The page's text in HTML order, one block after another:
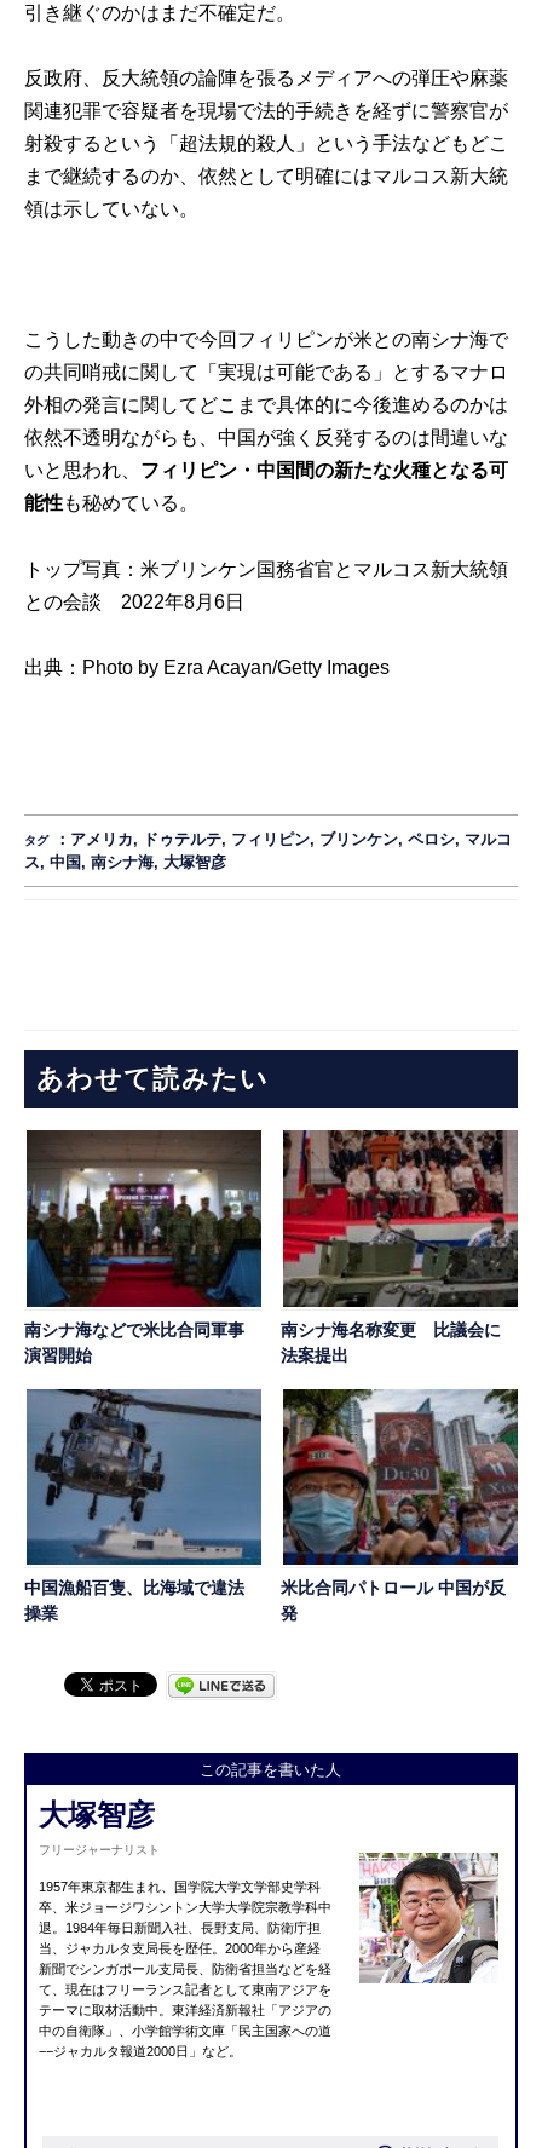
引き継ぐのかはまだ不確定だ。
反政府、反大統領の論陣を張るメディアへの弾圧や麻薬
関連犯罪で容疑者を現場で法的手続きを経ずに警察官が
射殺するという「超法規的殺人」という手法などもどこ
まで継続するのか、依然として明確にはマルコス新大統
領は示していない。
こうした動きの中で今回フィリピンが米との南シナ海で
の共同哨戒に関して「実現は可能である」とするマナロ
外相の発言に関してどこまで具体的に今後進めるのかは
依然不透明ながらも、中国が強く反発するのは間違いな
いと思われ、 フィリピン・中国間の新たな火種となる可
能性も秘めている。
トップ写真：米ブリンケン国務省官とマルコス新大統領
との会談 2022年8月6日
出典： Photo by Ezra Acayan/Getty Images
タグ ： アメリカ, ドゥテルテ, フィリピン, ブリンケン,ペロシ, マルコ
ス,中国 ,南シナ海,大塚智彦
あわせて読みたい
南シナ海などで米比合同軍事
演習開始
南シナ海名称変更 比議会に
法案提出
中国漁船百隻、比海域で違法
操業
米比合同パトロール 中国が反
発
この記事を書いた人
大塚智彦
フリージャーナリスト
1957年東京都生まれ、国学院大学文学部史学科
卒、米ジョージワシントン大学大学院宗教学科中
退。1984年毎日新聞入社、長野支局、防衛庁担
当、ジャカルタ支局長を歴任。2000年から産経
新聞でシンガポール支局長、防衛省担当などを経
て、現在はフリーランス記者として東南アジアを
テーマに取材活動中。東洋経済新報社「アジアの
中の自衛隊」、小学館学術文庫「民主国家への道
−−ジャカルタ報道2000日」など。